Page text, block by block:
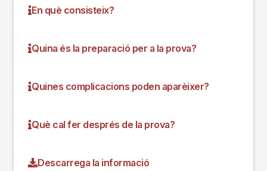
En què consisteix?
Quina és la preparació per a la prova?
Quines complicacions poden aparèixer?
Què cal fer després de la prova?
Descarrega la informació